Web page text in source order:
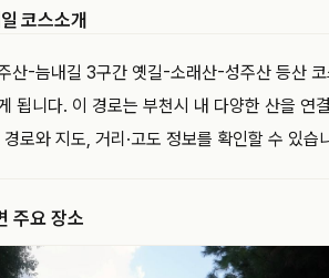
나간 지점을 지도와 함께 확인해 보세요.
코스소개
산-늠내길 3구간 옛길-소래산-성주산 등산
됩니다. 이 경로는 부천시 내 다양한 산을 연
로와 지도, 거리·고도 정보를 확인할 수 있습
주요 장소